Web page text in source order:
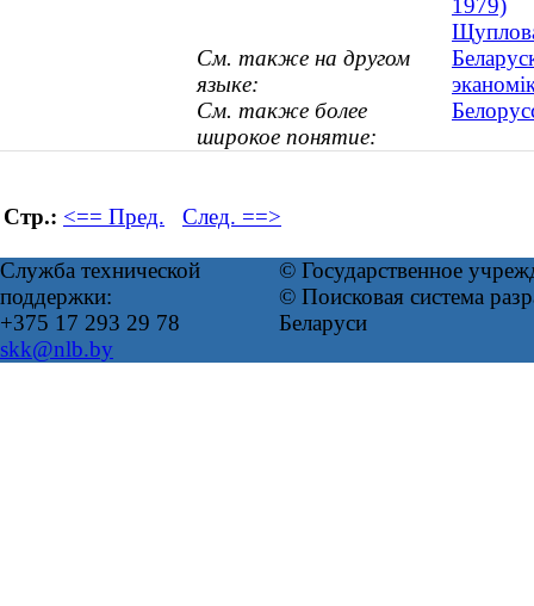
1979)
См. также на другом
языке:
См. также более
широкое понятие:
Стр.: <== Пред. След. ==>
Служба технической
поддержки:
+375 17 293 29 78
skk@nlb.by
© Государственное
© Поисковая система
Беларуси